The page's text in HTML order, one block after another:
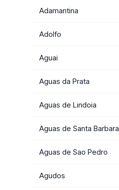
Adamantina
Adolfo
Aguai
Aguas da Prata
Aguas de Lindoia
Aguas de Santa Barbara
Aguas de Sao Pedro
Agudos